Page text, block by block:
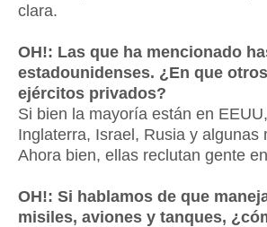
clara.
OH!: Las que ha mencionado
estadounidenses. ¿En que
ejércitos privados?
Si bien la mayoría están en
Inglaterra, Israel, Rusia y
Ahora bien, ellas reclutan gente
OH!: Si hablamos de que
misiles, aviones y tanques,